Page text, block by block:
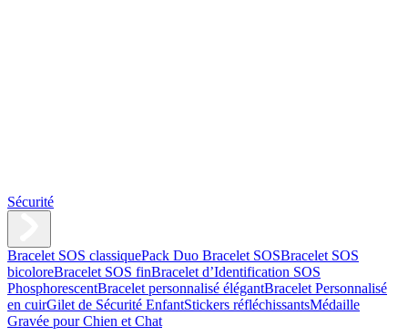
Sécurité
Bracelet SOS classiquePack Duo Bracelet SOSBracelet SOS
bicoloreBracelet SOS finBracelet d’Identification SOS
PhosphorescentBracelet personnalisé élégantBracelet Personnalisé
en cuirGilet de Sécurité EnfantStickers réfléchissantsMédaille
Gravée pour Chien et Chat